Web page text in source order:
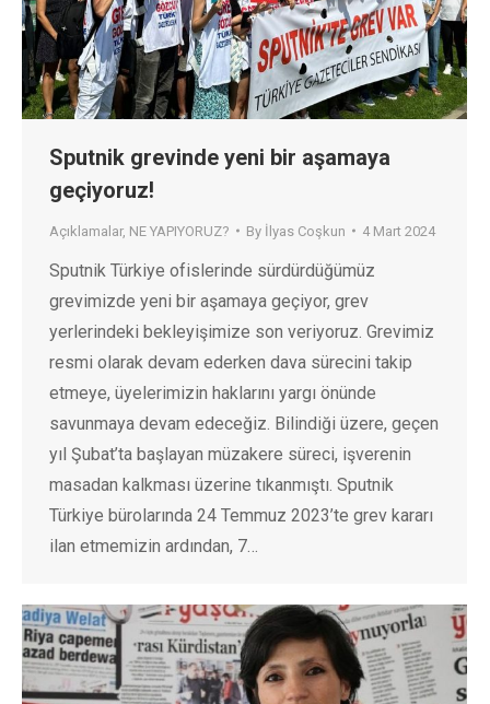
Sputnik grevinde yeni bir aşamaya
geçiyoruz!
Açıklamalar, NE YAPIYORUZ? By İlyas Coşkun 4 Mart 2024
Sputnik Türkiye ofislerinde sürdürdüğümüz
grevimizde yeni bir aşamaya geçiyor, grev
yerlerindeki bekleyişimize son veriyoruz. Grevimiz
resmi olarak devam ederken dava sürecini takip
etmeye, üyelerimizin haklarını yargı önünde
savunmaya devam edeceğiz. Bilindiği üzere, geçen
yıl Şubat’ta başlayan müzakere süreci, işverenin
masadan kalkması üzerine tıkanmıştı. Sputnik
Türkiye bürolarında 24 Temmuz 2023’te grev kararı
ilan etmemizin ardından, 7…